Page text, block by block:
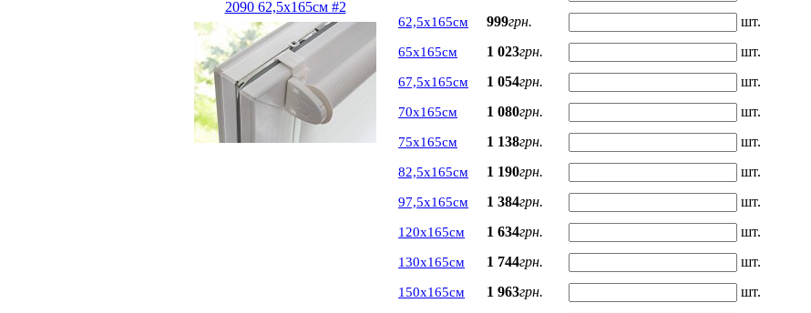
62,5х165см 999грн. шт.
65х165см 1 023грн. шт.
67,5х165см 1 054грн. шт.
70х165см 1 080грн. шт.
75х165см 1 138грн. шт.
82,5х165см 1 190грн. шт.
97,5х165см 1 384грн. шт.
120х165см 1 634грн. шт.
130х165см 1 744грн. шт.
150х165см 1 963грн. шт.